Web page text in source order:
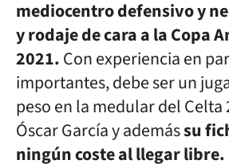
mediocentro defensivo y
y rodaje de cara a la Copa
2021.Con experiencia en
importantes, debe ser un
peso en la medular del Celta
Óscar García y ademássu
ningún coste al llegar libre.